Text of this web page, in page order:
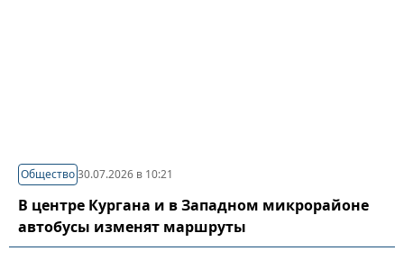
Общество30.07.2026 в 10:21
В центре Кургана и в Западном микрорайоне
автобусы изменят маршруты